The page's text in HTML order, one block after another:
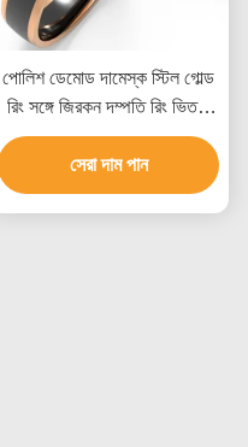
পোলিশ ডেমোড দামেস্ক স্টিল গোল্ড
রিং সঙ্গে জিরকন দম্পতি রিং ভিতরে
সেট
সেরা দাম পান